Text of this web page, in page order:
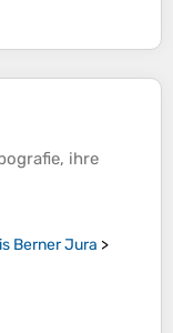
, ihre
Berner Jura >